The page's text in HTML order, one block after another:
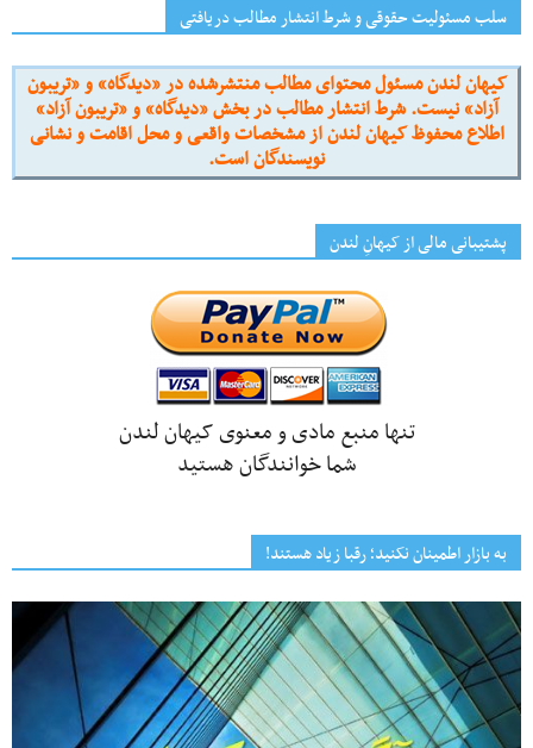
سلب مسئولیت حقوقی و شرط انتشار مطالب دریافتی
کیهان لندن مسئول محتوای مطالب منتشرشده در «دیدگاه» و «تریبون
آزاد» نیست. شرط انتشار مطالب در بخش «دیدگاه» و «تریبون آزاد»
اطلاع محفوظ کیهان لندن از مشخصات واقعی و محل اقامت و نشانی
نویسندگان است.
پشتیبانی مالی از کیهانِ لندن
تنها منبع مادی و معنوی کیهان لندن
شما خوانندگان هستید
به بازار اطمینان نکنید؛ رقبا زیاد هستند!